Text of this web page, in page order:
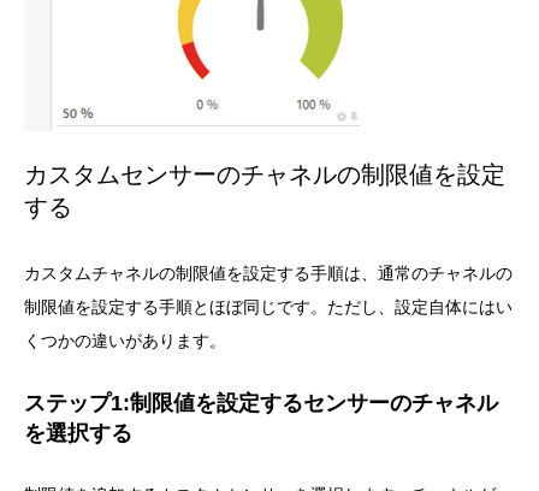
カスタムセンサーのチャネルの制限値を設定
する
カスタムチャネルの制限値を設定する手順は、通常のチャネルの
制限値を設定する手順とほぼ同じです。ただし、設定自体にはい
くつかの違いがあります。
ステップ1:制限値を設定するセンサーのチャネル
を選択する